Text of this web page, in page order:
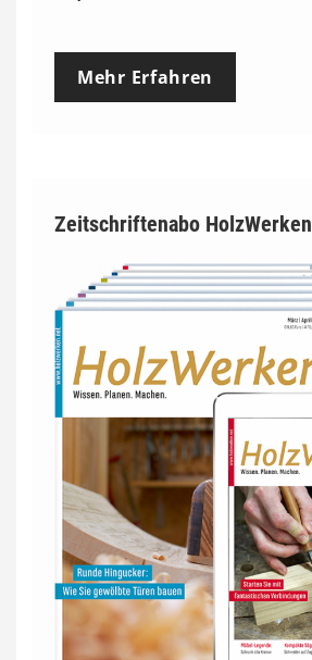
Mehr Erfahren
Zeitschriftenabo HolzWerken